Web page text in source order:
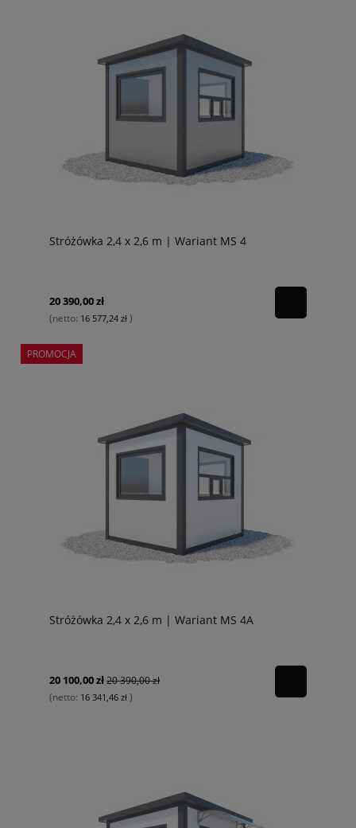
Stróżówka 2,4 x 2,6 m | Wariant MS 4
20 390,00 zł
(netto: 16 577,24 zł )
Stróżówka 2,4 x 2,6 m | Wariant MS 4A
20 100,00 zł20 390,00 zł
(netto: 16 341,46 zł )
PROMOCJA